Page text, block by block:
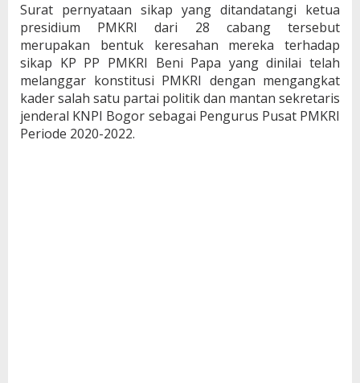
Surat pernyataan sikap yang ditandatangi ketua
presidium PMKRI dari 28 cabang tersebut
merupakan bentuk keresahan mereka terhadap
sikap KP PP PMKRI Beni Papa yang dinilai telah
melanggar konstitusi PMKRI dengan mengangkat
kader salah satu partai politik dan mantan sekretaris
jenderal KNPI Bogor sebagai Pengurus Pusat PMKRI
Periode 2020-2022.